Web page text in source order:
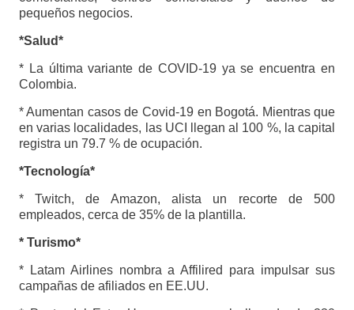
pequeños negocios.
*Salud*
* La última variante de COVID-19 ya se encuentra en
Colombia.
* Aumentan casos de Covid-19 en Bogotá. Mientras que
en varias localidades, las UCI llegan al 100 %, la capital
registra un 79.7 % de ocupación.
*Tecnología*
* Twitch, de Amazon, alista un recorte de 500
empleados, cerca de 35% de la plantilla.
* Turismo*
* Latam Airlines nombra a Affilired para impulsar sus
campañas de afiliados en EE.UU.